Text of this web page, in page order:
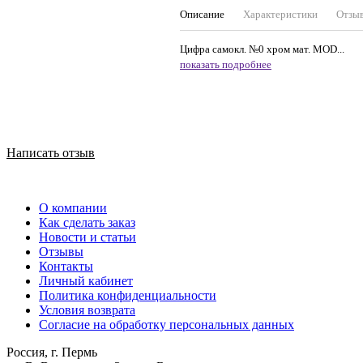
Описание Характеристики
Цифра самокл. №0 хром мат. MOD...
показать подробнее
Написать отзыв
О компании
Как сделать заказ
Новости и статьи
Отзывы
Контакты
Личный кабинет
Политика конфиденциальности
Условия возврата
Согласие на обработку персональных данных
Россия, г. Пермь